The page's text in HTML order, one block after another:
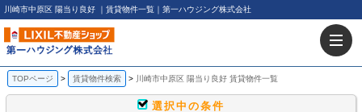
川崎市中原区 陽当り良好 ｜賃貸物件一覧｜第一ハウジング株式会社
TOPページ 賃貸物件検索 川崎市中原区 陽当り良好 賃貸物件一覧
選択中の条件